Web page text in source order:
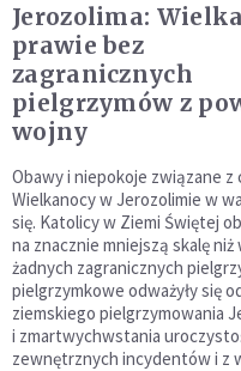
Jerozolima:
prawie bez
zagranicznych
pielgrzymów z
wojny
Obawy i niepokoje związane z
Wielkanocy w Jerozolimie w
się. Katolicy w Ziemi Świętej
na znacznie mniejszą skalę
żadnych zagranicznych
pielgrzymkowe odważyły się
ziemskiego pielgrzymowania
i zmartwychwstania
zewnętrznych incydentów i z